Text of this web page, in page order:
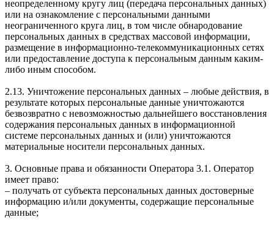
неопределенному кругу лиц (передача персональных данных)
или на ознакомление с персональными данными
неограниченного круга лиц, в том числе обнародование
персональных данных в средствах массовой информации,
размещение в информационно-телекоммуникационных сетях
или предоставление доступа к персональным данным каким-
либо иным способом.
2.13. Уничтожение персональных данных – любые действия, в
результате которых персональные данные уничтожаются
безвозвратно с невозможностью дальнейшего восстановления
содержания персональных данных в информационной
системе персональных данных и (или) уничтожаются
материальные носители персональных данных.
3. Основные права и обязанности Оператора 3.1. Оператор
имеет право:
– получать от субъекта персональных данных достоверные
информацию и/или документы, содержащие персональные
данные;